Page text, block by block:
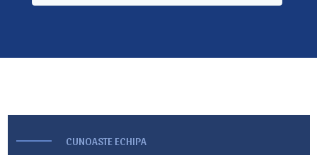
CUNOASTE ECHIPA